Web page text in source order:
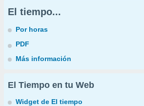
El tiempo...
Por horas
PDF
Más información
El Tiempo en tu Web
Widget de El tiempo